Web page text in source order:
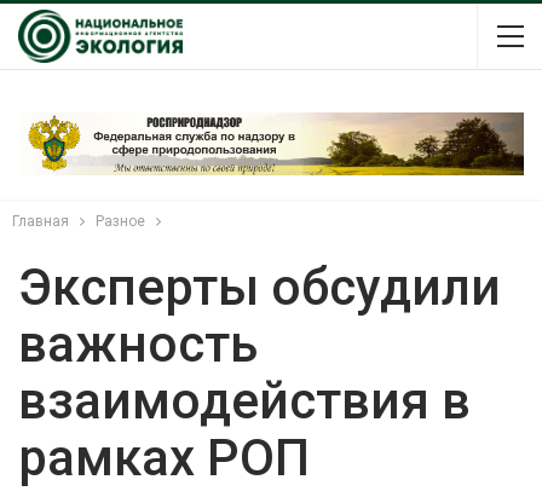
Главная Разное
Эксперты обсудили
важность
взаимодействия в
рамках РОП